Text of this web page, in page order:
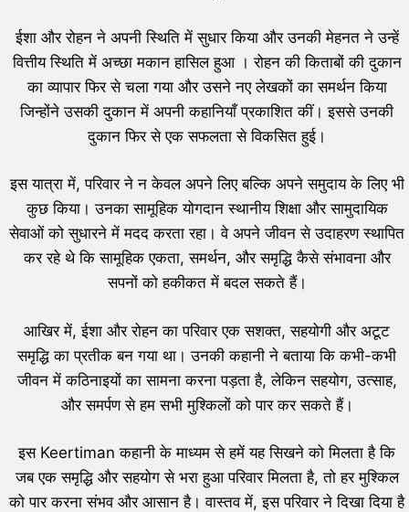
ईशा और रोहन ने अपनी स्थिति में सुधार किया और उनकी मेहनत ने उन्हें
वित्तीय स्थिति में अच्छा मकान हासिल हुआ । रोहन की किताबों की दुकान
का व्यापार फिर से चला गया और उसने नए लेखकों का समर्थन किया
जिन्होंने उसकी दुकान में अपनी कहानियाँ प्रकाशित कीं। इससे उनकी
दुकान फिर से एक सफलता से विकसित हुई।
इस यात्रा में, परिवार ने न केवल अपने लिए बल्कि अपने समुदाय के लिए भी
कुछ किया। उनका सामूहिक योगदान स्थानीय शिक्षा और सामुदायिक
सेवाओं को सुधारने में मदद करता रहा। वे अपने जीवन से उदाहरण स्थापित
कर रहे थे कि सामूहिक एकता, समर्थन, और समृद्धि कैसे संभावना और
सपनों को हकीकत में बदल सकते हैं।
आखिर में, ईशा और रोहन का परिवार एक सशक्त, सहयोगी और अटूट
समृद्धि का प्रतीक बन गया था। उनकी कहानी ने बताया कि कभी-कभी
जीवन में कठिनाइयों का सामना करना पड़ता है, लेकिन सहयोग, उत्साह,
और समर्पण से हम सभी मुश्किलों को पार कर सकते हैं।
इस Keertiman कहानी के माध्यम से हमें यह सिखने को मिलता है कि
जब एक समृद्धि और सहयोग से भरा हुआ परिवार मिलता है, तो हर मुश्किल
को पार करना संभव और आसान है। वास्तव में, इस परिवार ने दिखा दिया है